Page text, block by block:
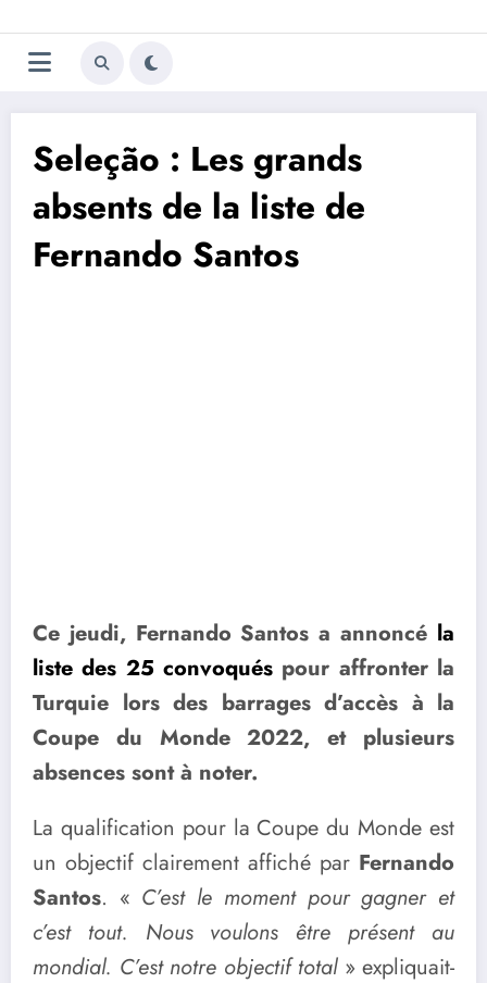
au
contenu
Trivela
L'actualité du football
Seleção : Les grands
absents de la liste de
Fernando Santos
Ce jeudi, Fernando Santos a annoncé la
liste des 25 convoqués pour affronter la
Turquie lors des barrages d’accès à la
Coupe du Monde 2022, et plusieurs
absences sont à noter.
La qualification pour la Coupe du Monde est
un objectif clairement affiché par Fernando
Santos. « C’est le moment pour gagner et
c’est tout. Nous voulons être présent au
mondial. C’est notre objectif total» expliquait-